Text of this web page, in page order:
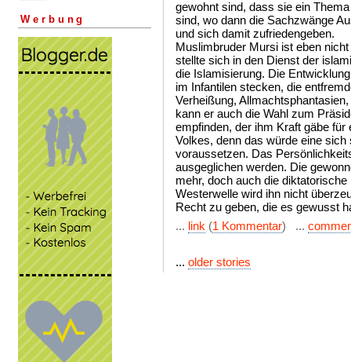
Werbung
gewohnt sind, dass sie ein
sind, wo dann die Sachzwänge
und sich damit zufriedengeben.
Muslimbruder Mursi ist eben
stellte sich in den Dienst der
die Islamisierung. Die
im Infantilen stecken, die
Verheißung,
kann er auch die Wahl zum
empfinden, der ihm Kraft gäbe
Volkes, denn das würde eine
voraussetzen. Das
ausgeglichen werden. Die
mehr, doch auch die
Westerwelle wird ihn nicht
Recht zu geben, die es gewusst
... link (1 Kommentar) ...
... older stories